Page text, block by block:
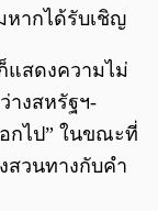
หากได้รับเชิญ
แสดงความไม่
างสหรัฐฯ-
กไป” ในขณะที่
สวนทางกับคำ